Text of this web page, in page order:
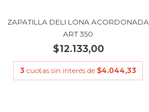
ZAPATILLA DELI LONA ACORDONADA
ART 350
$12.133,00
3 cuotas sin interés de $4.044,33